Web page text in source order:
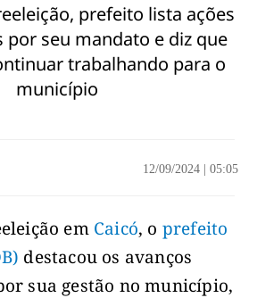
prefeito lista ações
por seu mandato e diz que
trabalhando para o
município
12/09/2024 05:05
emCaicó, o prefeito
destacou os avanços
sua gestão no município,